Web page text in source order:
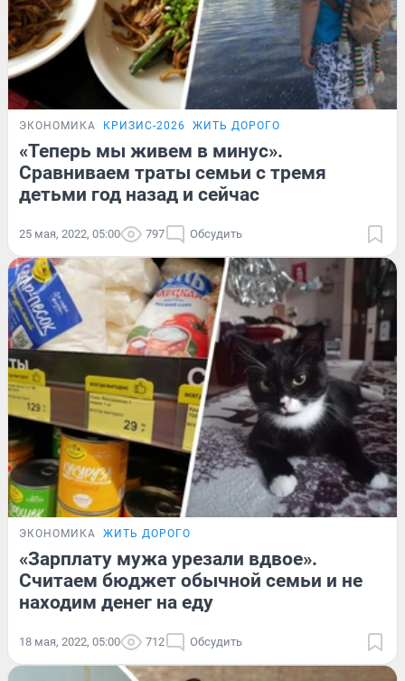
ЭКОНОМИКА КРИЗИС-2026 ЖИТЬ ДОРОГО
«Теперь мы живем в минус».
Сравниваем траты семьи с тремя
детьми год назад и сейчас
25 мая, 2022, 05:00 797 Обсудить
ЭКОНОМИКА ЖИТЬ ДОРОГО
«Зарплату мужа урезали вдвое».
Считаем бюджет обычной семьи и не
находим денег на еду
18 мая, 2022, 05:00 712 Обсудить